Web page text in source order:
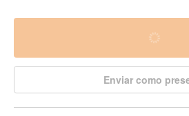
Enviar como